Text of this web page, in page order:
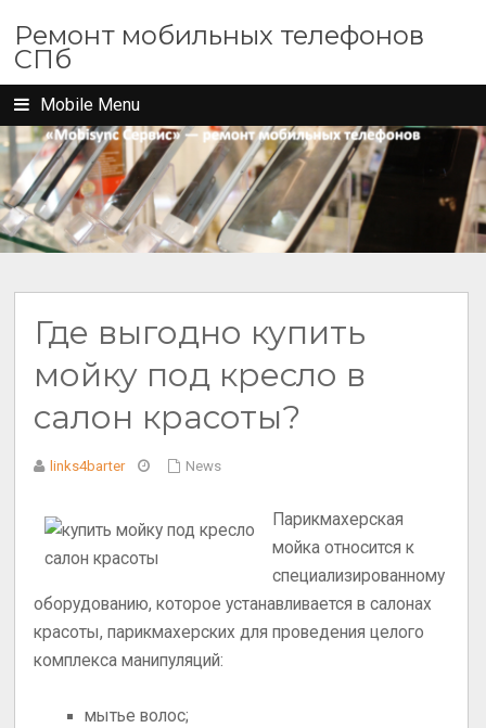
Ремонт мобильных телефонов
СПб
Mobile Menu
Где выгодно купить
мойку под кресло в
салон красоты?
links4barter News
Парикмахерская
мойка относится к
специализированному
оборудованию, которое устанавливается в салонах
красоты, парикмахерских для проведения целого
комплекса манипуляций:
мытье волос;